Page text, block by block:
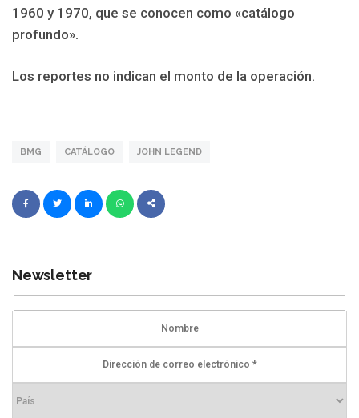
1960 y 1970, que se conocen como «catálogo
profundo».
Los reportes no indican el monto de la operación.
BMG CATÁLOGO JOHN LEGEND
Newsletter